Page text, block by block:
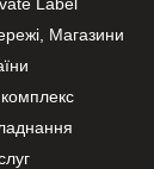
Магазини